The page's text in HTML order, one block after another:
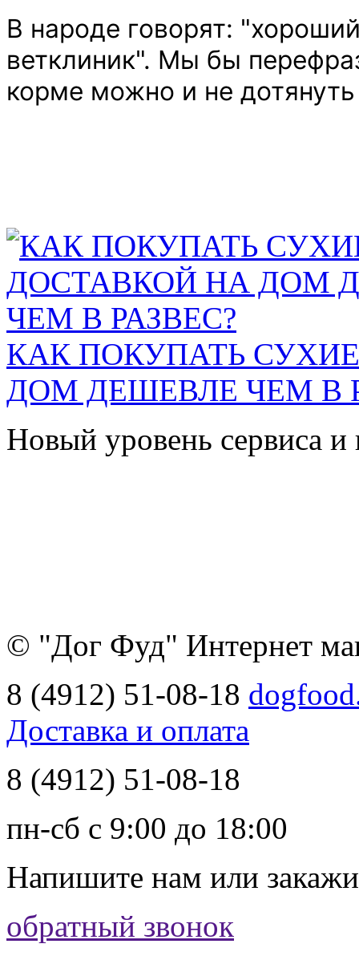
В народе говорят:
ветклиник". Мы бы
корме можно и не
КАК ПОКУПАТЬ
ДОМ ДЕШЕВЛЕ ЧЕМ В
Новый уровень сервиса и
© "Дог Фуд" Интернет
8 (4912) 51-08-18
Доставка и оплата
8 (4912) 51-08-18
пн-сб с 9:00 до 18:00
Напишите нам или
обратный звонок